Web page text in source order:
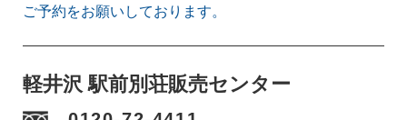
ご予約をお願いしております。
軽井沢 駅前別荘販売センター